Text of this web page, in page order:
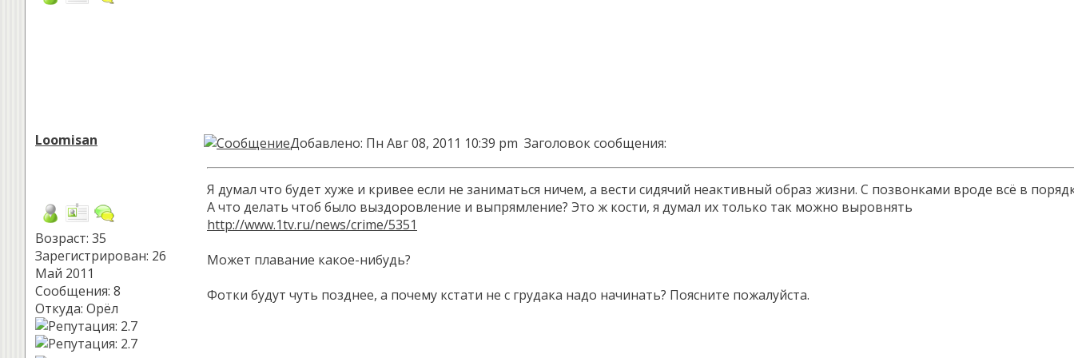
Loomisan
Возраст: 35
Зарегистрирован: 26
Май 2011
Сообщения: 8
Откуда: Орёл
Добавлено: Пн Авг 08, 2011 10:39 pm Заголовок сообщения:
Я думал что будет хуже и кривее если не заниматься ничем, а вести сидячий неактивный образ жизни. С позвонками вроде всё в
А что делать чтоб было выздоровление и выпрямление? Это ж кости, я думал их только так можно выровнять
http://www.1tv.ru/news/crime/5351
Может плавание какое-нибудь?
Фотки будут чуть позднее, а почему кстати не с грудака надо начинать? Поясните пожалуйста.